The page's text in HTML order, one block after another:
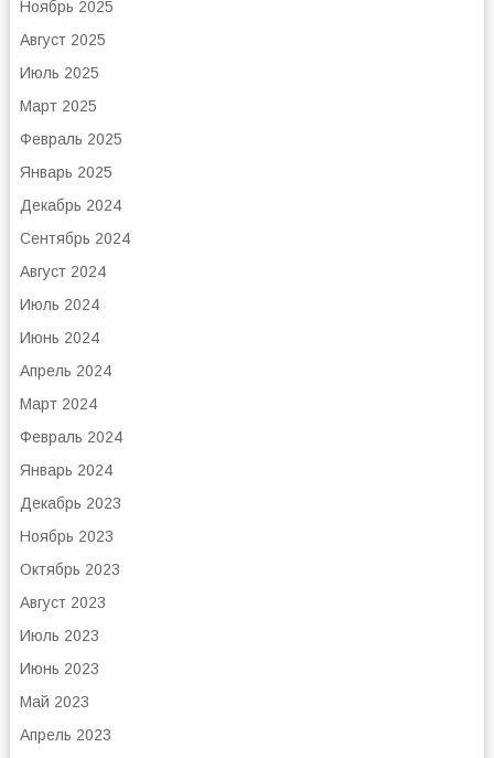
Ноябрь 2025
Август 2025
Июль 2025
Март 2025
Февраль 2025
Январь 2025
Декабрь 2024
Сентябрь 2024
Август 2024
Июль 2024
Июнь 2024
Апрель 2024
Март 2024
Февраль 2024
Январь 2024
Декабрь 2023
Ноябрь 2023
Октябрь 2023
Август 2023
Июль 2023
Июнь 2023
Май 2023
Апрель 2023